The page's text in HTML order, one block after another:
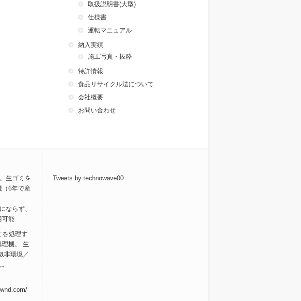
取扱説明書(大型)
仕様書
運転マニュアル
納入実績
施工写真・抜粋
特許情報
食品リサイクル法について
会社概要
お問い合わせ
生ゴミを
6年で産
ならず、
可能
を処理す
理機。 生
非環境／
Tweets by technowave00